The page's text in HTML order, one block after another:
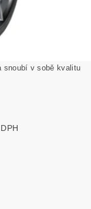
snoubí v sobě kvalitu
bez DPH